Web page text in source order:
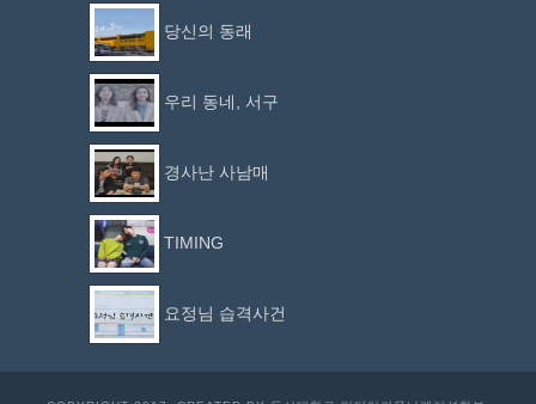
당신의 동래
우리 동네, 서구
경사난 사남매
TIMING
요정님 습격사건